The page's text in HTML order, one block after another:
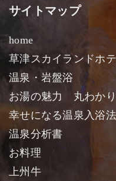
サイトマップ
home
草津スカイランドホ
温泉・岩盤浴
お湯の魅力 丸わかり
幸せになる温泉入浴法
温泉分析書
お料理
上州牛